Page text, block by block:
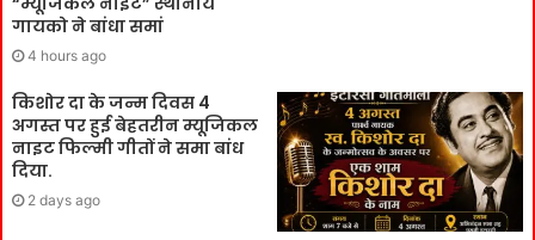
गायको ने बांधा समां
4 hours ago
किशोर दा के जन्म दिवस 4
अगस्त पर हुई बेहतरीन म्यूजिकल
नाइट फिल्मी गीतों ने समा बांध
दिया.
2 days ago